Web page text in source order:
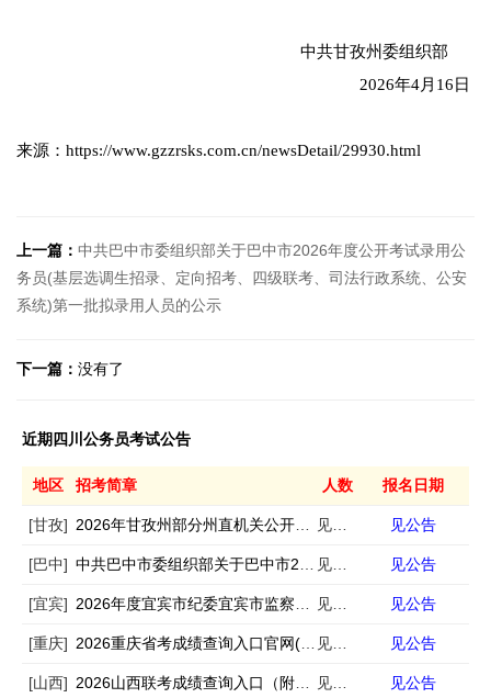
中共甘孜州委组织部
2026年4月16日
来源：https://www.gzzrsks.com.cn/newsDetail/29930.html
上一篇： 中共巴中市委组织部关于巴中市2026年度公开考试录用公
务员(基层选调生招录、定向招考、四级联考、司法行政系统、公安
系统)第一批拟录用人员的公示
下一篇： 没有了
近期四川公务员考试公告
地区 招考简章 人数 报名日期
[甘孜] 2026年甘孜州部分州直机关公开遴选（考调）公务员公告 见公告 见公告
[巴中] 中共巴中市委组织部关于巴中市2026年度公开考试录用公务员(基层选调生招录、定向招考、四级联考、司法行政系统、公安系统)第一批拟录用人员的公示 见公告 见公告
[宜宾] 2026年度宜宾市纪委宜宾市监察委员会公开考调公务员（参照管理人员）公告 见公告 见公告
[重庆] 2026重庆省考成绩查询入口官网(https://rlsbj.cq.gov.cn/) 见公告 见公告
[山西] 2026山西联考成绩查询入口（附官网指引） 见公告 见公告